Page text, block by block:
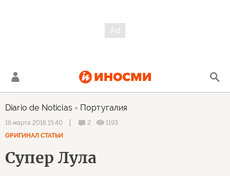
Diario de Noticias Португалия
16 марта 2016 15:40 2
1193
ОРИГИНАЛ СТАТЬИ
Супер Лула